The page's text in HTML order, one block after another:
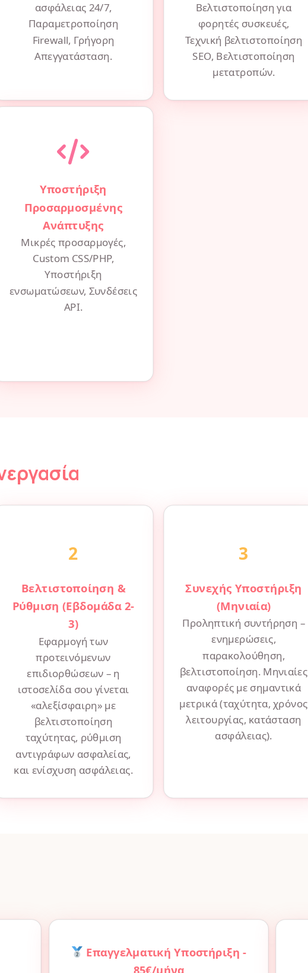
ασφάλειας 24/7,
Παραμετροποίηση
Firewall, Γρήγορη
Απεγγατάσταση.
Βελτιστοποίηση για
φορητές συσκευές,
Τεχνική βελτιστοποίηση
SEO, Βελτιστοποίηση
μετατροπών.
Υποστήριξη
Προσαρμοσμένης
Ανάπτυξης
Μικρές προσαρμογές,
Custom CSS/PHP,
Υποστήριξη
ενσωματώσεων, Συνδέσεις
API.
2
Βελτιστοποίηση &
Ρύθμιση (Εβδομάδα 2-
3)
Εφαρμογή των
προτεινόμενων
επιδιορθώσεων – η
ιστοσελίδα σου γίνεται
«αλεξίσφαιρη» με
βελτιστοποίηση
ταχύτητας, ρύθμιση
αντιγράφων ασφαλείας,
και ενίσχυση ασφάλειας.
3
Συνεχής Υποστήριξη
(Μηνιαία)
Προληπτική συντήρηση –
ενημερώσεις,
παρακολούθηση,
βελτιστοποίηση. Μηνιαίες
αναφορές με σημαντικά
μετρικά (ταχύτητα, χρόνος
λειτουργίας, κατάσταση
ασφάλειας).
Επαγγελματική Υποστήριξη -
85€/μήνα